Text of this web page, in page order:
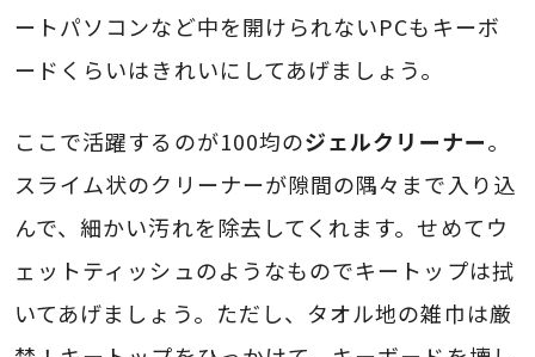
ートパソコンなど中を開けられないPCもキーボ
ードくらいはきれいにしてあげましょう。
ここで活躍するのが100均のジェルクリーナー。
スライム状のクリーナーが隙間の隅々まで入り込
んで、細かい汚れを除去してくれます。せめてウ
ェットティッシュのようなものでキートップは拭
いてあげましょう。ただし、タオル地の雑巾は厳